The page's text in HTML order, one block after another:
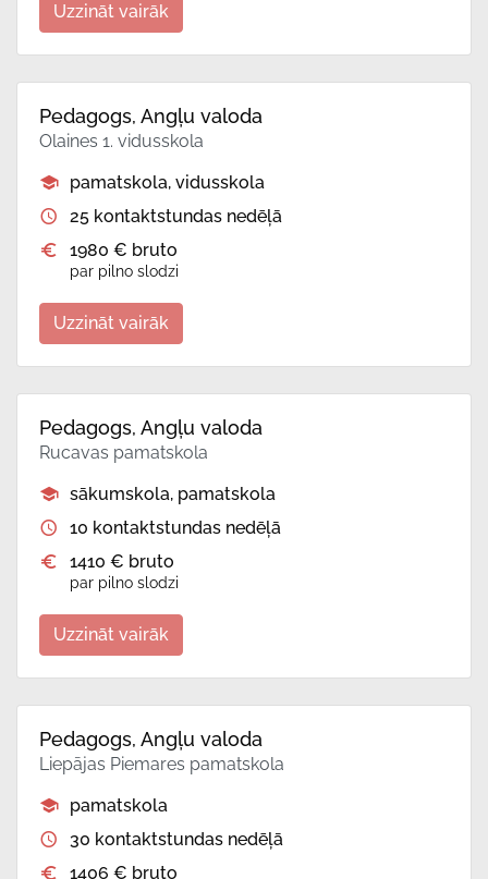
Uzzināt vairāk
Pedagogs, Angļu valoda
Olaines 1. vidusskola
pamatskola, vidusskola
25 kontaktstundas nedēļā
1980 € bruto
par pilno slodzi
Uzzināt vairāk
Pedagogs, Angļu valoda
Rucavas pamatskola
sākumskola, pamatskola
10 kontaktstundas nedēļā
1410 € bruto
par pilno slodzi
Uzzināt vairāk
Pedagogs, Angļu valoda
Liepājas Piemares pamatskola
pamatskola
30 kontaktstundas nedēļā
1406 € bruto